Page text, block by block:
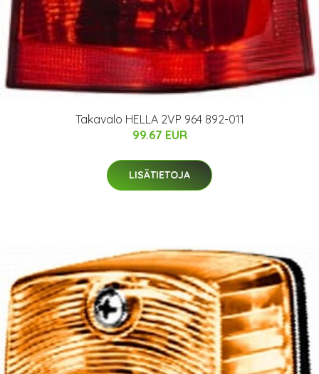
Takavalo HELLA 2VP 964 892-011
99.67 EUR
LISÄTIETOJA